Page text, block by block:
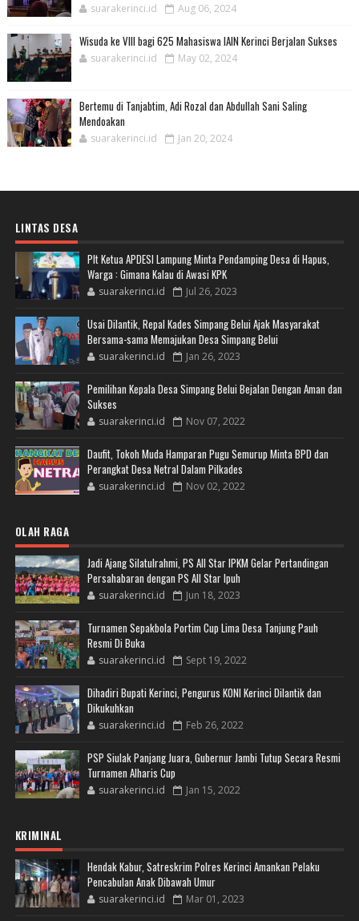
suarakerinci.id Aug 06, 2024
Wisuda ke VIII bagi 625 Mahasiswa IAIN Kerinci Berjalan Sukses
suarakerinci.id May 02, 2024
Bertemu di Tanjabtim, Adi Rozal dan Abdullah Sani Saling
Mendoakan
suarakerinci.id Jan 20, 2024
LINTAS DESA
Plt Ketua APDESI Lampung Minta Pendamping Desa di Hapus,
Warga : Gimana Kalau di Awasi KPK
suarakerinci.id Jul 26, 2023
Usai Dilantik, Repal Kades Simpang Belui Ajak Masyarakat
Bersama-sama Memajukan Desa Simpang Belui
suarakerinci.id Jan 26, 2023
Pemilihan Kepala Desa Simpang Belui Bejalan Dengan Aman dan
Sukses
suarakerinci.id Nov 07, 2022
Daufit, Tokoh Muda Hamparan Pugu Semurup Minta BPD dan
Perangkat Desa Netral Dalam Pilkades
suarakerinci.id Nov 02, 2022
OLAH RAGA
Jadi Ajang Silatulrahmi, PS All Star IPKM Gelar Pertandingan
Persahabaran dengan PS All Star Ipuh
suarakerinci.id Jun 18, 2023
Turnamen Sepakbola Portim Cup Lima Desa Tanjung Pauh
Resmi Di Buka
suarakerinci.id Sept 19, 2022
Dihadiri Bupati Kerinci, Pengurus KONI Kerinci Dilantik dan
Dikukuhkan
suarakerinci.id Feb 26, 2022
PSP Siulak Panjang Juara, Gubernur Jambi Tutup Secara Resmi
Turnamen Alharis Cup
suarakerinci.id Jan 15, 2022
KRIMINAL
Hendak Kabur, Satreskrim Polres Kerinci Amankan Pelaku
Pencabulan Anak Dibawah Umur
suarakerinci.id Mar 01, 2023